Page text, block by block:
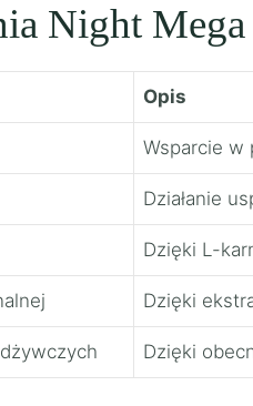
Night
Opis
Wsparcie w
Działanie
Dzięki L-
Dzięki
Dzięki